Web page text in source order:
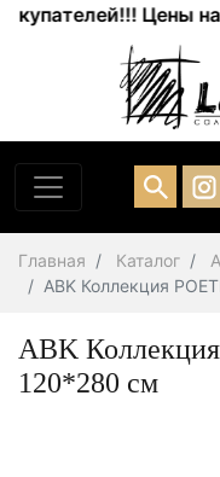
Цены на
Главная Каталог
ABK Коллекция
ABK
120*280 см